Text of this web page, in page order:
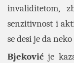
invaliditetom,
senzitivnost i
se desi je da
Bjeković je